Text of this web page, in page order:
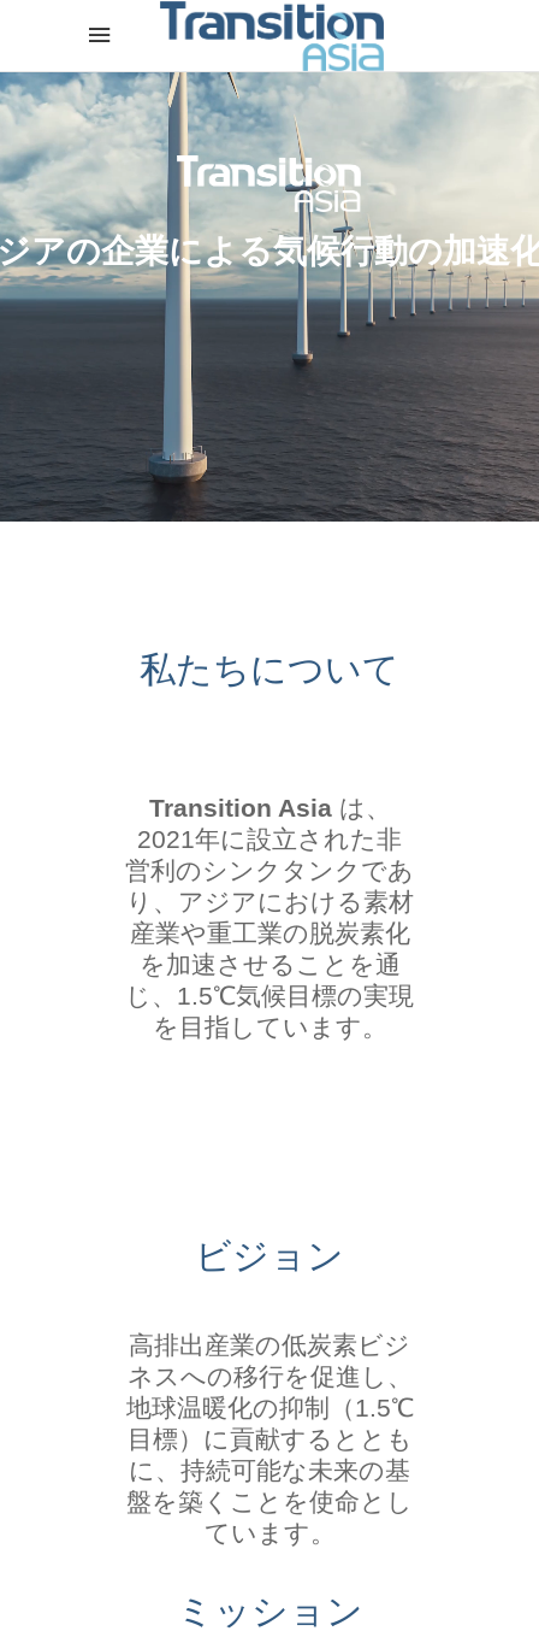
アの企業による気候行動の加速
私たちについて
Transition Asiaは、
2021年に設立された非
営利のシンクタンクであ
り、アジアにおける素材
産業や重工業の脱炭素化
を加速させることを通
じ、1.5℃気候目標の実現
を目指しています。
ビジョン
高排出産業の低炭素ビジ
ネスへの移行を促進し、
地球温暖化の抑制（1.5℃
目標）に貢献するととも
に、持続可能な未来の基
盤を築くことを使命とし
ています。
ミッション